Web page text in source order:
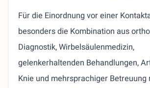
Für die Einordnung vor einer
besonders die Kombination aus
Diagnostik, Wirbelsäulenmedizin,
gelenkerhaltenden Behandlungen,
Knie und mehrsprachiger Betreuung